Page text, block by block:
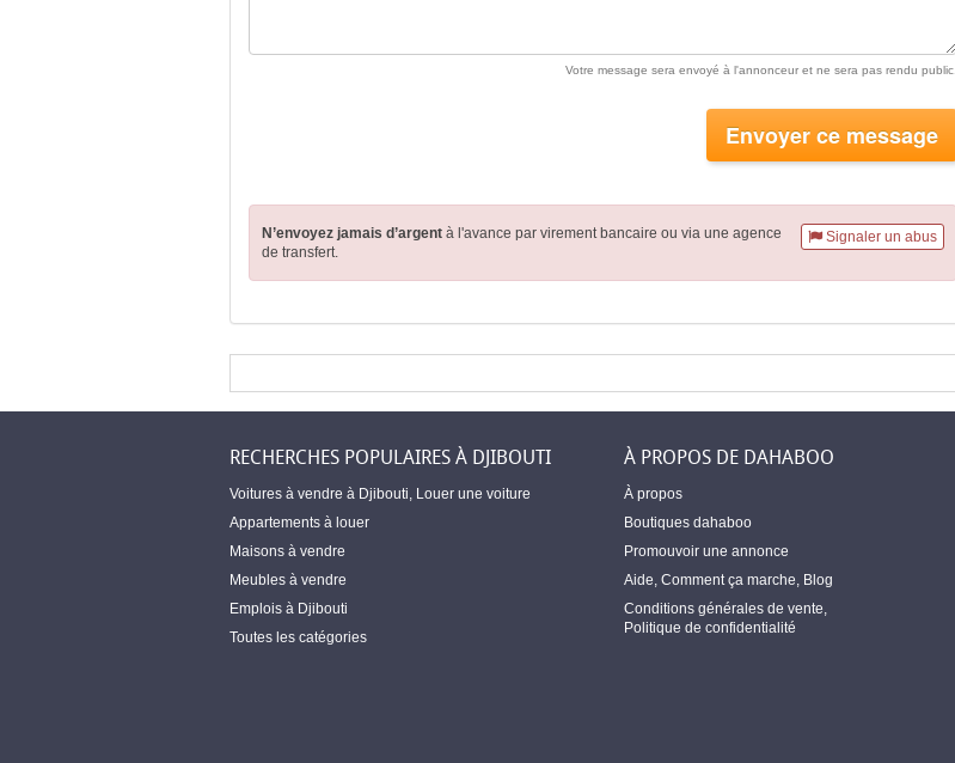
Votre message sera envoyé à l'annonceur et ne sera pas rendu public.
Envoyer ce message
Signaler un abus
N’envoyez jamais d’argent à l'avance par virement bancaire ou via une agence
de transfert.
RECHERCHES POPULAIRES À DJIBOUTI
Voitures à vendre à Djibouti Louer une voiture
Appartements à louer
Maisons à vendre
Meubles à vendre
Emplois à Djibouti
Toutes les catégories
À PROPOS DE DAHABOO
À propos
Boutiques dahaboo
Promouvoir une annonce
Aide Comment ça marche Blog
Conditions générales de vente
Politique de confidentialité